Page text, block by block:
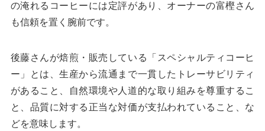
の淹れるコーヒーには定評があり、オーナーの富樫さん
も信頼を置く腕前です。
後藤さんが焙煎・販売している「スペシャルティコーヒ
ー」とは、生産から流通まで一貫したトレーサビリティ
があること、自然環境や人道的な取り組みを尊重するこ
と、品質に対する正当な対価が支払われていること、な
どを意味します。